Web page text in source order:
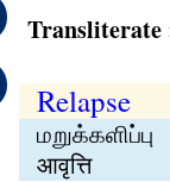
Transliterate
Relapse
மறுக்களிப்பு
आवृत्ति